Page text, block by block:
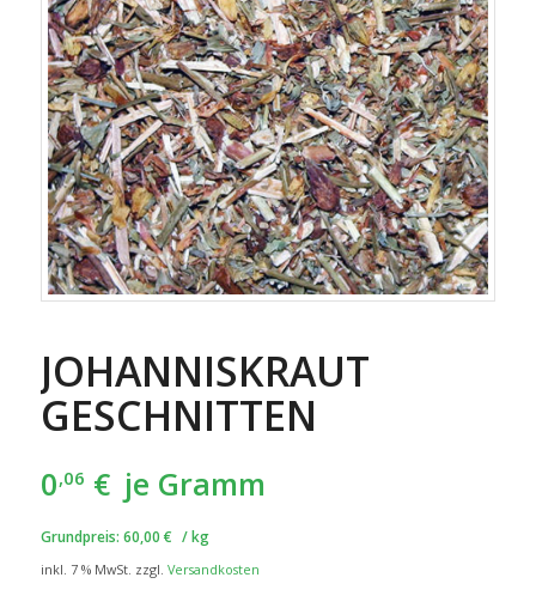
JOHANNISKRAUT
GESCHNITTEN
0,06 € je Gramm
Grundpreis: 60,00 € /kg
inkl. 7 % MwSt. zzgl. Versandkosten